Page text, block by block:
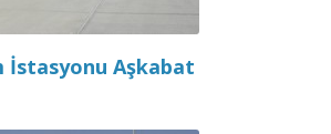
İstasyonu Aşkabat